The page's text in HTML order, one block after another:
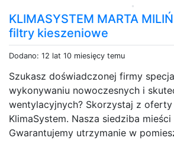
KLIMASYSTEM MARTA
filtry kieszeniowe
Dodano: 12 lat 10 miesięcy temu
Szukasz doświadczonej firmy
wykonywaniu nowoczesnych i
wentylacyjnych? Skorzystaj z
KlimaSystem. Nasza siedziba
Gwarantujemy utrzymanie w